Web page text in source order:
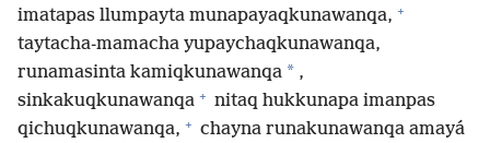
imatapas llumpayta munapayaqkunawanqa, +
taytacha-mamacha yupaychaqkunawanqa,
runamasinta kamiqkunawanqa * ,
sinkakuqkunawanqa + nitaq hukkunapa imanpas
qichuqkunawanqa, + chayna runakunawanqa amayá